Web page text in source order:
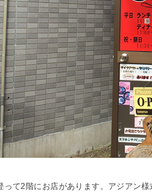
って2階にお店があります。アジアン